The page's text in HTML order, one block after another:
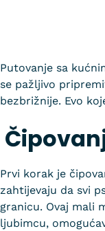
Putovanje sa
se pažljivo
bezbrižnije. Evo
Prvi korak je
zahtijevaju da svi
granicu. Ovaj mali
ljubimcu,